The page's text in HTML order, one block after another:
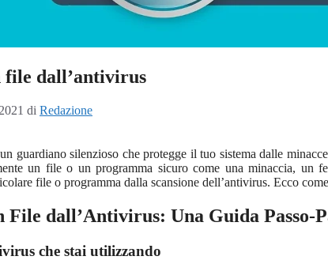
file dall’antivirus
di Redazione
guardiano silenzioso che protegge il tuo sistema dalle
un file o un programma sicuro come una minaccia, un
file o programma dalla scansione dell’antivirus. Ecco
File dall’Antivirus: Una Guida Passo-
che stai utilizzando